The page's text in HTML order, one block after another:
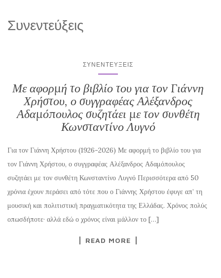
Συνεντεύξεις
ΣΥΝΕΝΤΕΎΞΕΙΣ
Με αφορμή το βιβλίο του για τον Γιάννη
Χρήστου, ο συγγραφέας Αλέξανδρος
Αδαμόπουλος συζητάει με τον συνθέτη
Κωνσταντίνο Λυγνό
Για τον Γιάννη Χρήστου (1926-2026) Με αφορμή το βιβλίο του για
τον Γιάννη Χρήστου, ο συγγραφέας Αλέξανδρος Αδαμόπουλος
συζητάει με τον συνθέτη Κωνσταντίνο Λυγνό Περισσότερα από 50
χρόνια έχουν περάσει από τότε που ο Γιάννης Χρήστου έφυγε απ’ τη
μουσική και πολιτιστική πραγματικότητα της Ελλάδας. Χρόνος πολύς
οπωσδήποτε· αλλά εδώ ο χρόνος είναι μάλλον το […]
READ MORE